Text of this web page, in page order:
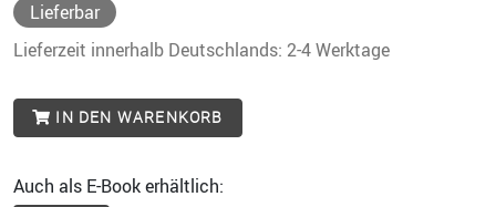
Lieferbar
Lieferzeit innerhalb Deutschlands: 2-4 Werktage
IN DEN WARENKORB
Auch als E-Book erhältlich: